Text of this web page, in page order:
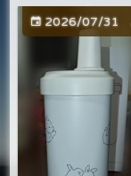
2026/07/